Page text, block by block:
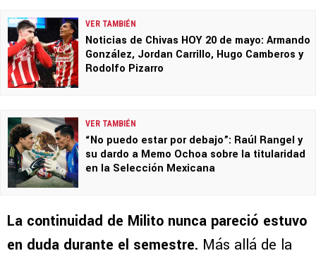
VER TAMBIÉN
Noticias de Chivas HOY 20 de mayo: Armando
González, Jordan Carrillo, Hugo Camberos y
Rodolfo Pizarro
VER TAMBIÉN
“No puedo estar por debajo”: Raúl Rangel y
su dardo a Memo Ochoa sobre la titularidad
en la Selección Mexicana
La continuidad de Milito nunca pareció estuvo
en duda durante el semestre. Más allá de la